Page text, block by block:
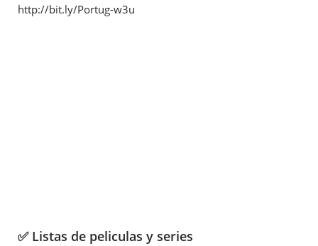
http://bit.ly/Portug-w3u
✅ Listas de peliculas y series